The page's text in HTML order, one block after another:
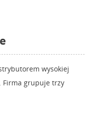
wysokiej
Firma grupuje trzy